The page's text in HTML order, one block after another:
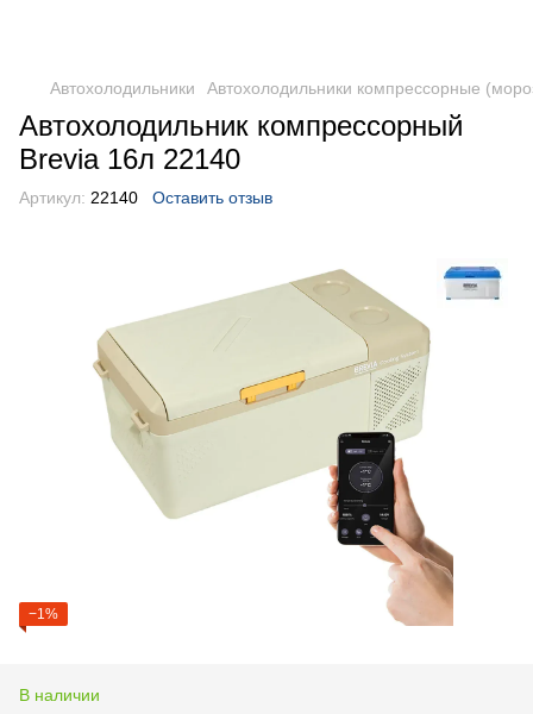
Автохолодильники Автохолодильники компрессорные
Автохолодильник компрессорный
Brevia 16л 22140
Артикул: 22140 Оставить отзыв
−1%
В наличии